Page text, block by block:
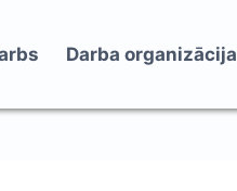
Darba organizācija